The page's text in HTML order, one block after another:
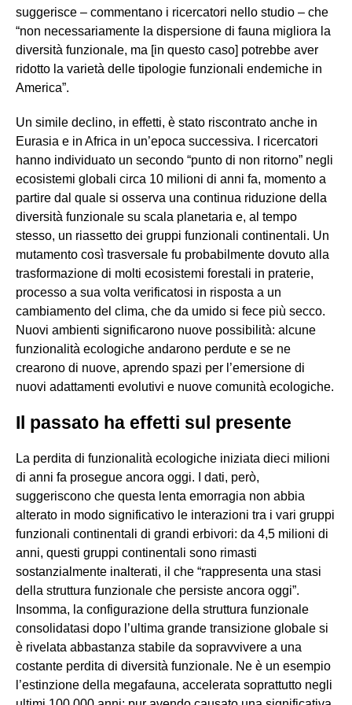
suggerisce – commentano i ricercatori nello studio – che
“non necessariamente la dispersione di fauna migliora la
diversità funzionale, ma [in questo caso] potrebbe aver
ridotto la varietà delle tipologie funzionali endemiche in
America”.
Un simile declino, in effetti, è stato riscontrato anche in
Eurasia e in Africa in un’epoca successiva. I ricercatori
hanno individuato un secondo “punto di non ritorno” negli
ecosistemi globali circa 10 milioni di anni fa, momento a
partire dal quale si osserva una continua riduzione della
diversità funzionale su scala planetaria e, al tempo
stesso, un riassetto dei gruppi funzionali continentali. Un
mutamento così trasversale fu probabilmente dovuto alla
trasformazione di molti ecosistemi forestali in praterie,
processo a sua volta verificatosi in risposta a un
cambiamento del clima, che da umido si fece più secco.
Nuovi ambienti significarono nuove possibilità: alcune
funzionalità ecologiche andarono perdute e se ne
crearono di nuove, aprendo spazi per l’emersione di
nuovi adattamenti evolutivi e nuove comunità ecologiche.
Il passato ha effetti sul presente
La perdita di funzionalità ecologiche iniziata dieci milioni
di anni fa prosegue ancora oggi. I dati, però,
suggeriscono che questa lenta emorragia non abbia
alterato in modo significativo le interazioni tra i vari gruppi
funzionali continentali di grandi erbivori: da 4,5 milioni di
anni, questi gruppi continentali sono rimasti
sostanzialmente inalterati, il che “rappresenta una stasi
della struttura funzionale che persiste ancora oggi”.
Insomma, la configurazione della struttura funzionale
consolidatasi dopo l’ultima grande transizione globale si
è rivelata abbastanza stabile da sopravvivere a una
costante perdita di diversità funzionale. Ne è un esempio
l’estinzione della megafauna, accelerata soprattutto negli